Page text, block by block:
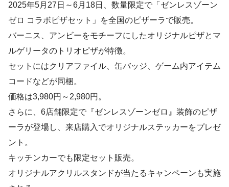
2025年5月27日～6月18日、数量限定で「ゼンレスゾーン
ゼロ コラボピザセット」を全国のピザーラで販売。
バーニス、アンビーをモチーフにしたオリジナルピザとマ
ルゲリータのトリオピザが特徴。
セットにはクリアファイル、缶バッジ、ゲーム内アイテム
コードなどが同梱。
価格は3,980円～2,980円。
さらに、6店舗限定で『ゼンレスゾーンゼロ』装飾のピザ
ーラが登場し、来店購入でオリジナルステッカーをプレゼ
ント。
キッチンカーでも限定セット販売。
オリジナルアクリルスタンドが当たるキャンペーンも実施